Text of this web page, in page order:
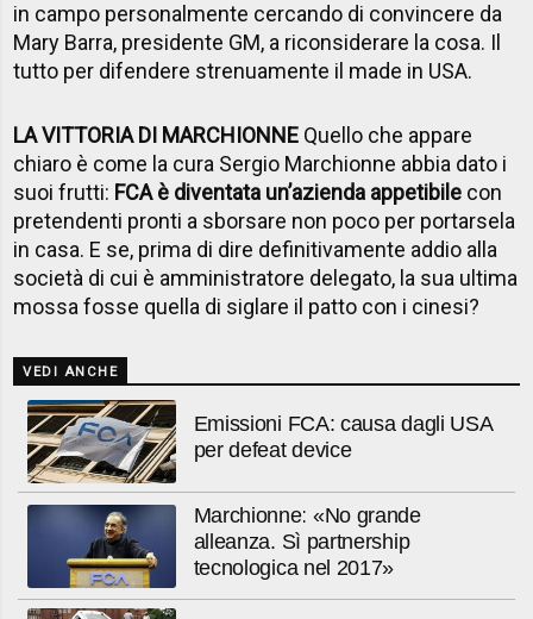
in campo personalmente cercando di convincere da
Mary Barra, presidente GM, a riconsiderare la cosa. Il
tutto per difendere strenuamente il made in USA.
LA VITTORIA DI MARCHIONNE Quello che appare
chiaro è come la cura Sergio Marchionne abbia dato i
suoi frutti: FCA è diventata un’azienda appetibile con
pretendenti pronti a sborsare non poco per portarsela
in casa. E se, prima di dire definitivamente addio alla
società di cui è amministratore delegato, la sua ultima
mossa fosse quella di siglare il patto con i cinesi?
VEDI ANCHE
Emissioni FCA: causa dagli USA
per defeat device
Marchionne: «No grande
alleanza. Sì partnership
tecnologica nel 2017»